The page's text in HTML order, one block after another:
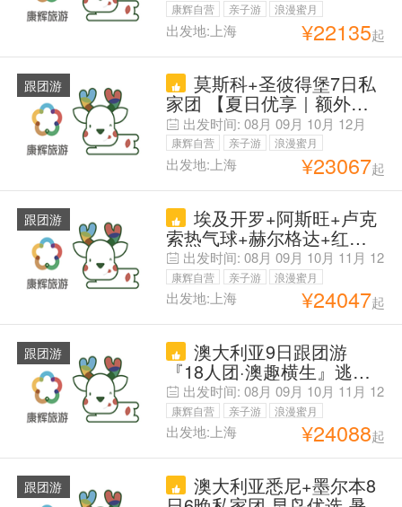
酒店&米娜宫万豪+尼罗河
畔的秘境&老瀑布传奇酒店
+专车&私家小团】吉萨金
字塔群+狮身人面像+尼罗
河风帆船+持证中文导游带
领游览菲莱神庙+卡尔纳克
月01月02月
康辉自营 亲子游
浪漫蜜月
父母安心游
出发地:上海 ¥22135起
跟团游 莫斯科+圣彼得堡7日私
家团 【夏日优享｜额外领
券限每日咨询前20名】限时
免签 丨金环小镇/武装力量
2选1丨美学四宫 克叶夏冬
丨换城高铁【1单1团 SVIP
专享用车｜中文司机 沟通
无忧】更多精彩 尽在客服
定制
出发时间: 08月 09月 10月 12月
康辉自营 亲子游
浪漫蜜月
父母安心游
出发地:上海 ¥23067起
跟团游 埃及开罗+阿斯旺+卢克
索热气球+赫尔格达+红海
Red Sea7日6晚私家团
【住金字塔旁米娜宫&尼罗
河畔索菲特+持证中文导游
&专车&私家定制团】沙漠
冲沙+吉萨金字塔群+狮身
人面像+埃及博物馆+帝王
谷
出发时间: 08月 09月 10月 11月 12
月01月02月
康辉自营 亲子游
浪漫蜜月
父母安心游
出发地:上海 ¥24047起
跟团游 澳大利亚9日跟团游
『18人团·澳趣横生』逃离
KPI，和同龄人一起玩出不
一样的澳洲，每周周六出
发，请假少
出发时间: 08月 09月 10月 11月 12
月康辉自营 亲子游
浪漫蜜月
父母安心游
出发地:上海 ¥24088起
跟团游 澳大利亚悉尼+墨尔本8